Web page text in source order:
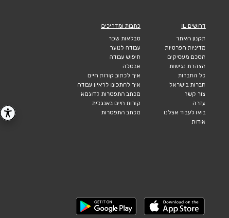
דרושים IL
תקנון האתר
מדיניות הפרטיות
הסכם מעסיקים
הצהרת נגישות
כל החברות
חברות בישראל
צור קשר
עזרה
בואו לעבוד אצלנו
אודות
כתבות ומדריכים
טבלאות שכר
עבודה לנוער
חיפוש עבודה
אבטלה
איך לכתוב קורות חיים
איך להתכונן לראיון עבודה
מכתב התפטרות לדוגמא
קורות חיים באנגלית
מכתב התפטרות